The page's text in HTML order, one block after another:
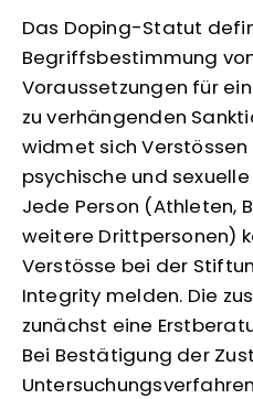
Das Doping-Statut
Begriffsbestimmung
Voraussetzungen für
zu verhängenden
widmet sich
psychische und
Jede Person (Athleten,
weitere Drittpersonen)
Verstösse bei der
Integrity melden. Die
zunächst eine
Bei Bestätigung der